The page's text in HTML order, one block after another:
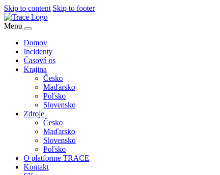
Skip to content Skip to footer
Menu
Domov
Incidenty
Časová os
Krajina
Česko
Maďarsko
Poľsko
Slovensko
Zdroje
Česko
Maďarsko
Slovensko
Poľsko
O platforme TRACE
Kontakt